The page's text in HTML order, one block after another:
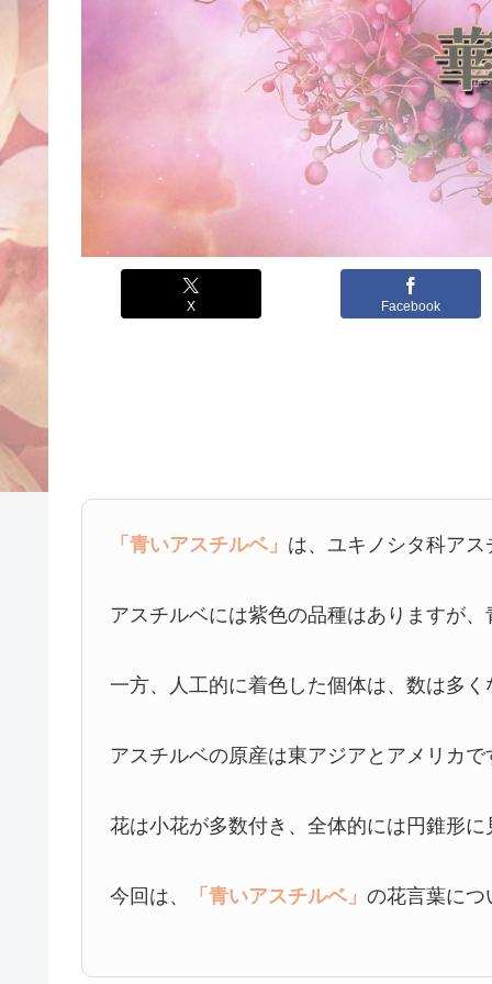
X Facebook
「青いアスチルベ」 は、ユキノシタ科アス
アスチルベには紫色の品種はありますが、
一方、人工的に着色した個体は、数は多く
アスチルベの原産は東アジアとアメリカで
花は小花が多数付き、全体的には円錐形に
今回は、 「青いアスチルベ」の花言葉につ